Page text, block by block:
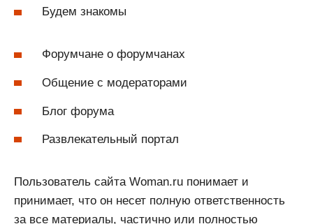
Будем знакомы
Форумчане о форумчанах
Общение с модераторами
Блог форума
Развлекательный портал
Пользователь сайта Woman.ru понимает и
принимает, что он несет полную ответственность
за все материалы, частично или полностью